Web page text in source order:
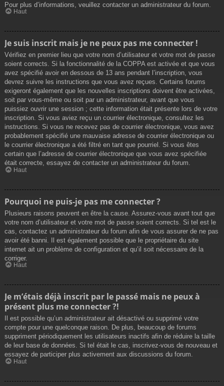
Pour plus d’informations, veuillez contacter un administrateur du forum.
Haut
Je suis inscrit mais je ne peux pas me connecter !
Vérifiez en premier lieu que votre nom d’utilisateur et votre mot de passe
soient corrects. Si la fonctionnalité de la COPPA est activée et que vous
avez spécifié avoir en dessous de 13 ans pendant l’inscription, vous
devrez suivre les instructions que vous avez reçues. Certains forums
exigeront également que les nouvelles inscriptions doivent être activées,
soit par vous-même ou soit par un administrateur, avant que vous
puissiez ouvrir une session ; cette information était présente lors de votre
inscription. Si vous aviez reçu un courrier électronique, consultez les
instructions. Si vous ne recevez pas de courrier électronique, vous avez
probablement spécifié une mauvaise adresse de courrier électronique ou
le courrier électronique a été filtré en tant que pourriel. Si vous êtes
certain que l’adresse de courrier électronique que vous avez spécifiée
était correcte, essayez de contacter un administrateur du forum.
Haut
Pourquoi ne puis-je pas me connecter ?
Plusieurs raisons peuvent en être la cause. Assurez-vous avant tout que
votre nom d’utilisateur et votre mot de passe soient corrects. Si tel est le
cas, contactez un administrateur du forum afin de vous assurer de ne pas
avoir été banni. Il est également possible que le propriétaire du site
internet ait un problème de configuration et qu’il soit nécessaire de la
corriger.
Haut
Je m’étais déjà inscrit par le passé mais ne peux à
présent plus me connecter ?!
Il est possible qu’un administrateur ait désactivé ou supprimé votre
compte pour une quelconque raison. De plus, beaucoup de forums
suppriment périodiquement les utilisateurs inactifs afin de réduire la taille
de leur base de données. Si tel était le cas, inscrivez-vous de nouveau et
essayez de participer plus activement aux discussions du forum.
Haut